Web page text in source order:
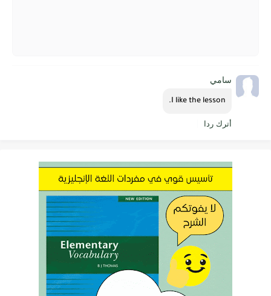
سامي
I like the lesson.
أترك ردا